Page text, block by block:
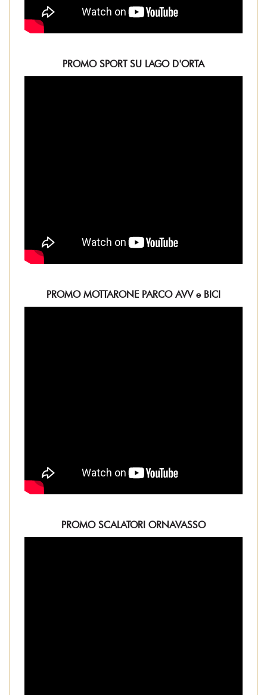
PROMO SPORT SU LAGO D'ORTA
PROMO MOTTARONE PARCO AVV e BICI
PROMO SCALATORI ORNAVASSO